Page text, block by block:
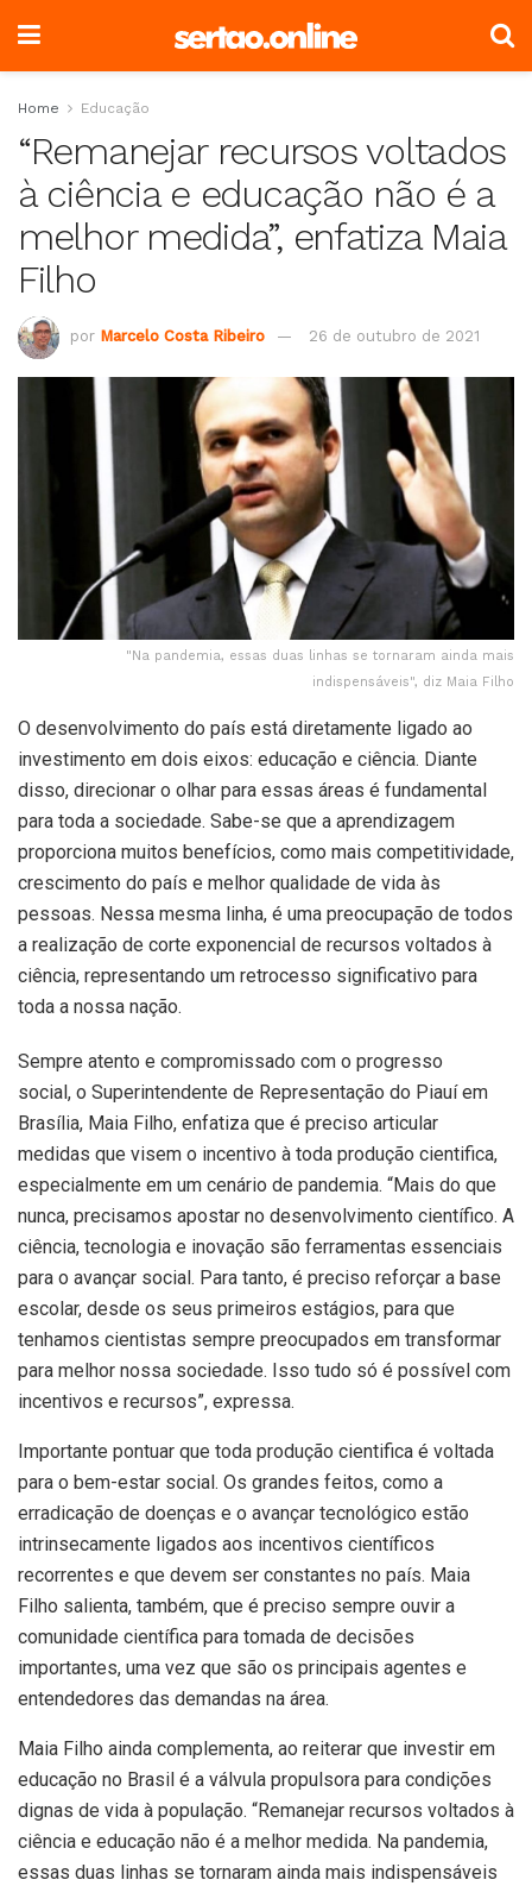
Home Educação
“Remanejar recursos voltados
à ciência e educação não é a
melhor medida”, enfatiza Maia
Filho
por Marcelo Costa Ribeiro 26 de outubro de 2021
"Na pandemia, essas duas linhas se tornaram ainda mais
indispensáveis", diz Maia Filho
O desenvolvimento do país está diretamente ligado ao
investimento em dois eixos: educação e ciência. Diante
disso, direcionar o olhar para essas áreas é fundamental
para toda a sociedade. Sabe-se que a aprendizagem
proporciona muitos benefícios, como mais competitividade,
crescimento do país e melhor qualidade de vida às
pessoas. Nessa mesma linha, é uma preocupação de todos
a realização de corte exponencial de recursos voltados à
ciência, representando um retrocesso significativo para
toda a nossa nação.
Sempre atento e compromissado com o progresso
social, o Superintendente de Representação do Piauí em
Brasília, Maia Filho, enfatiza que é preciso articular
medidas que visem o incentivo à toda produção cientifica,
especialmente em um cenário de pandemia. “Mais do que
nunca, precisamos apostar no desenvolvimento científico. A
ciência, tecnologia e inovação são ferramentas essenciais
para o avançar social. Para tanto, é preciso reforçar a base
escolar, desde os seus primeiros estágios, para que
tenhamos cientistas sempre preocupados em transformar
para melhor nossa sociedade. Isso tudo só é possível com
incentivos e recursos”, expressa.
Importante pontuar que toda produção cientifica é voltada
para o bem-estar social. Os grandes feitos, como a
erradicação de doenças e o avançar tecnológico estão
intrinsecamente ligados aos incentivos científicos
recorrentes e que devem ser constantes no país. Maia
Filho salienta, também, que é preciso sempre ouvir a
comunidade científica para tomada de decisões
importantes, uma vez que são os principais agentes e
entendedores das demandas na área.
Maia Filho ainda complementa, ao reiterar que investir em
educação no Brasil é a válvula propulsora para condições
dignas de vida à população. “Remanejar recursos voltados à
ciência e educação não é a melhor medida. Na pandemia,
essas duas linhas se tornaram ainda mais indispensáveis